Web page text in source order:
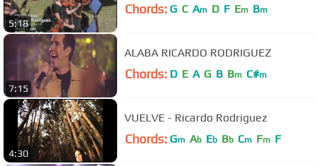
5:18
Chords: G C Am D F Em Bm
7:15
ALABA RICARDO RODRIGUEZ
Chords: D E A G B Bm C#m
4:30
VUELVE - Ricardo Rodriguez
Chords: Gm Ab Eb Bb Cm Fm F